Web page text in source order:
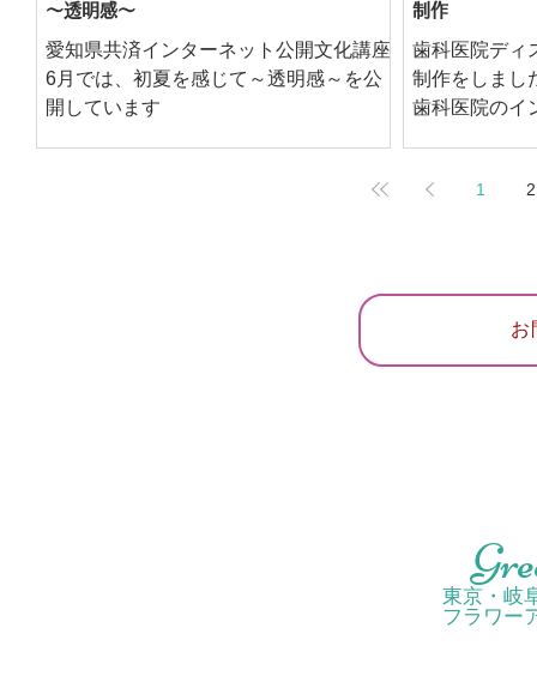
～透明感～
愛知県共済インターネット公開文化講座
6月では、初夏を感じて～透明感～を公
開しています
制作
歯科医院ディ
制作をしまし
歯科医院のイ
1 2
お
東京・岐
フラワー